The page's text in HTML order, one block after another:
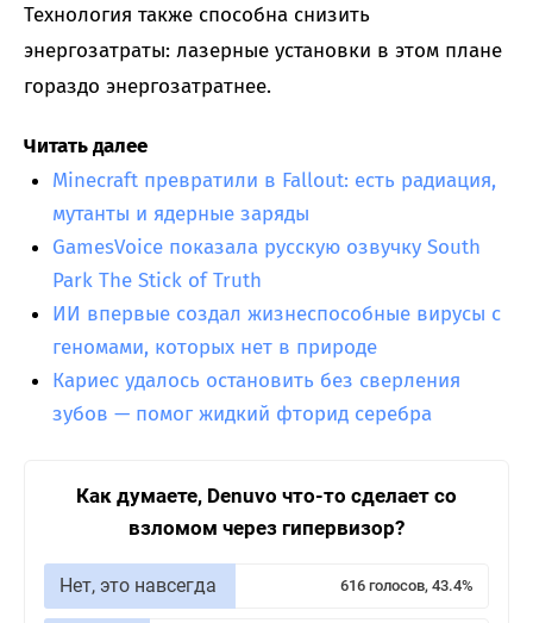
Технология также способна снизить
энергозатраты: лазерные установки в этом плане
гораздо энергозатратнее.
Читать далее
Minecraft превратили в Fallout: есть радиация,
мутанты и ядерные заряды
GamesVoice показала русскую озвучку South
Park The Stick of Truth
ИИ впервые создал жизнеспособные вирусы с
геномами, которых нет в природе
Кариес удалось остановить без сверления
зубов — помог жидкий фторид серебра
Как думаете, Denuvo что-то сделает со
взломом через гипервизор?
Нет, это навсегда 616 голосов, 43.4%